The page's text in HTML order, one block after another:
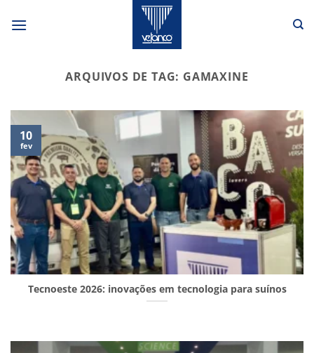
ARQUIVOS DE TAG: GAMAXINE
Tecnoeste 2026: inovações em tecnologia para suínos
10
fev